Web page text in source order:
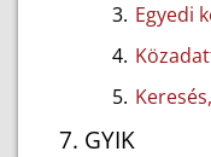
Egyedi
GYIK